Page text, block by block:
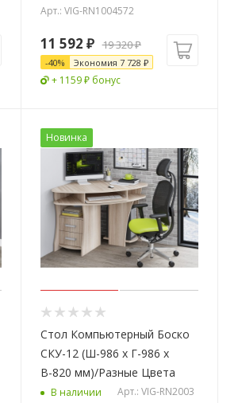
Арт.: VIG-RN1004572
11 592 ₽ 19 320₽
-40% Экономия 7 728 ₽
+ 1159 ₽ бонус
Новинка
Стол Компьютерный Боско
СКУ-12 (Ш-986 х Г-986 х
В-820 мм)/Разные Цвета
В наличии Арт.: VIG-RN2003